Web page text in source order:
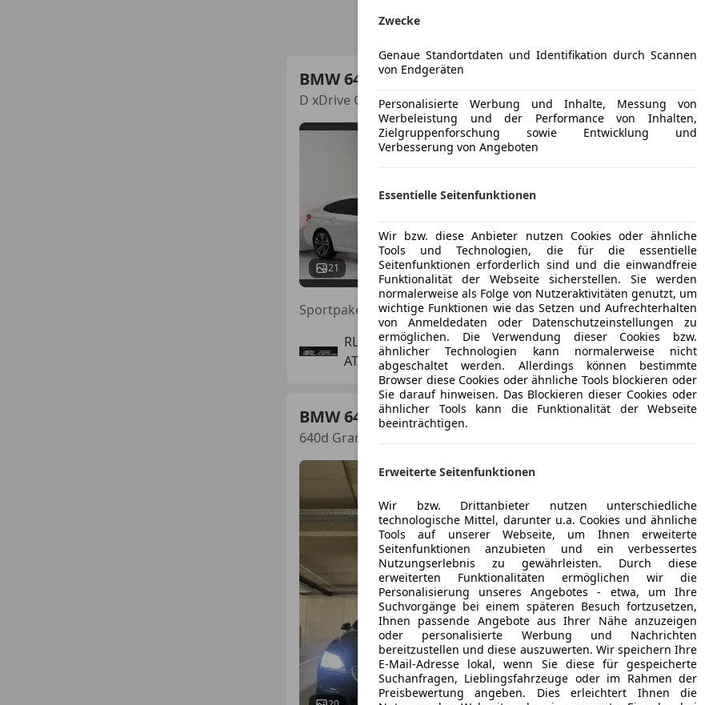
BMW 640
D xDrive GT LCI Aut/M-Sport/HEAD-UP/Harman&Kardon
21
€ 42 990 1
08/2022 100 000 km
RL-Cars GmbH
AT-3361 Aschbach Markt
BMW 640
640d Gran Coupé Aut.
€ 39 000
Zwecke
Genaue Standortdaten und Identifikation durch Scannen
von Endgeräten
Personalisierte Werbung und Inhalte, Messung von
Werbeleistung und der Performance von Inhalten,
Zielgruppenforschung sowie Entwicklung und
Verbesserung von Angeboten
Essentielle Seitenfunktionen
Wir bzw. diese Anbieter nutzen Cookies oder ähnliche
Tools und Technologien, die für die essentielle
Seitenfunktionen erforderlich sind und die einwandfreie
Funktionalität der Webseite sicherstellen. Sie werden
normalerweise als Folge von Nutzeraktivitäten genutzt, um
wichtige Funktionen wie das Setzen und Aufrechterhalten
von Anmeldedaten oder Datenschutzeinstellungen zu
ermöglichen. Die Verwendung dieser Cookies bzw.
ähnlicher Technologien kann normalerweise nicht
abgeschaltet werden. Allerdings können bestimmte
Browser diese Cookies oder ähnliche Tools blockieren oder
Sie darauf hinweisen. Das Blockieren dieser Cookies oder
ähnlicher Tools kann die Funktionalität der Webseite
beeinträchtigen.
Erweiterte Seitenfunktionen
Wir bzw. Drittanbieter nutzen unterschiedliche
technologische Mittel, darunter u.a. Cookies und ähnliche
Tools auf unserer Webseite, um Ihnen erweiterte
Seitenfunktionen anzubieten und ein verbessertes
Nutzungserlebnis zu gewährleisten. Durch diese
erweiterten Funktionalitäten ermöglichen wir die
Personalisierung unseres Angebotes - etwa, um Ihre
Suchvorgänge bei einem späteren Besuch fortzusetzen,
Ihnen passende Angebote aus Ihrer Nähe anzuzeigen
oder personalisierte Werbung und Nachrichten
bereitzustellen und diese auszuwerten. Wir speichern Ihre
E-Mail-Adresse lokal, wenn Sie diese für gespeicherte
Suchanfragen, Lieblingsfahrzeuge oder im Rahmen der
Preisbewertung angeben. Dies erleichtert Ihnen die